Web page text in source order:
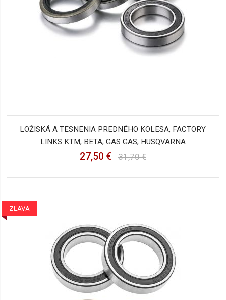
LOŽISKÁ A TESNENIA PREDNÉHO KOLESA, FACTORY
LINKS KTM, BETA, GAS GAS, HUSQVARNA
27,50 € 31,70 €
ZĽAVA